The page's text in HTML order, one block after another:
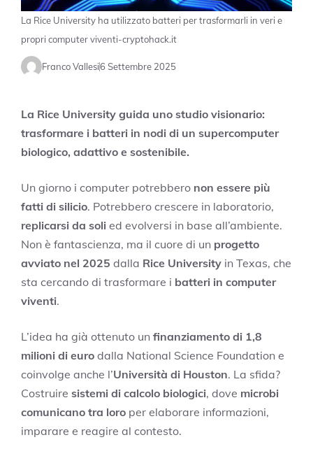
La Rice University ha utilizzato batteri per trasformarli in veri e
propri computer viventi-cryptohack.it
Franco Vallesi6 Settembre 2025
La Rice University guida uno studio visionario:
trasformare i batteri in nodi di un supercomputer
biologico, adattivo e sostenibile.
Un giorno i computer potrebbero non essere più
fatti di silicio. Potrebbero crescere in laboratorio,
replicarsi da soli ed evolversi in base all’ambiente.
Non è fantascienza, ma il cuore di un progetto
avviato nel 2025 dalla Rice University in Texas, che
sta cercando di trasformare i batteri in computer
viventi.
L’idea ha già ottenuto un finanziamento di 1,8
milioni di euro dalla National Science Foundation e
coinvolge anche l’Università di Houston. La sfida?
Costruire sistemi di calcolo biologici, dove microbi
comunicano tra loro per elaborare informazioni,
imparare e reagire al contesto.